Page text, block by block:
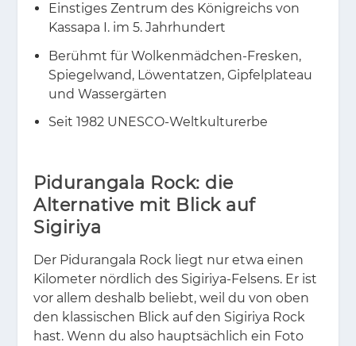
Einstiges Zentrum des Königreichs von
Kassapa I. im 5. Jahrhundert
Berühmt für Wolkenmädchen-Fresken,
Spiegelwand, Löwentatzen, Gipfelplateau
und Wassergärten
Seit 1982 UNESCO-Weltkulturerbe
Pidurangala Rock: die
Alternative mit Blick auf
Sigiriya
Der Pi­duran­ga­la Rock liegt nur etwa ei­nen
Ki­lo­me­ter nörd­lich des Si­gi­riya-Fel­sens. Er ist
vor al­lem des­halb be­liebt, weil du von oben
den klas­si­schen Blick auf den Si­gi­riya Rock
hast. Wenn du also haupt­säch­lich ein Foto